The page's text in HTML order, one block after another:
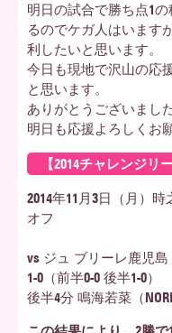
ア
北
海
道
明日の試合で勝ち点1
るのでケガ人はいます
利したいと思います。
今日も現地で沢山の応
と思います。
ありがとうございました
明日も応援よろしくお
【2014チャレンジリ
2014年11月3日（月）
オフ
vs ジュ ブリーレ鹿児島
1-0（前半0-0 後半1-0）
後半4分 鳴海若菜（